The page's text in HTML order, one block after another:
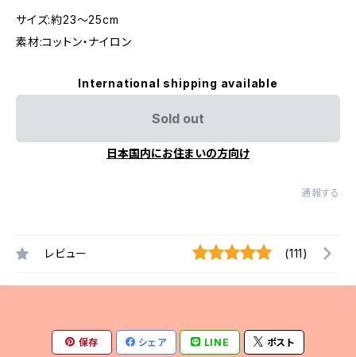
サイズ:約23〜25cm
素材:コットン・ナイロン
International shipping available
Sold out
日本国内にお住まいの方向け
通報する
レビュー (111)
保存 シェア LINE ポスト